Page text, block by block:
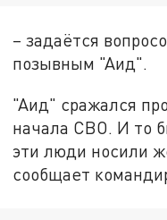
– задаётся
позывным "Аид".
"Аид" сражался
начала СВО. И то
эти люди носили
сообщает